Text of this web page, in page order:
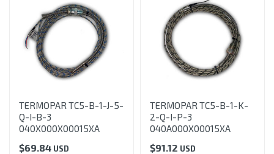
TERMOPAR TC5-B-1-J-5-
Q-I-B-3
040X000X00015XA
$69.84 USD
TERMOPAR TC5-B-1-K-
2-Q-I-P-3
040A000X00015XA
$91.12 USD